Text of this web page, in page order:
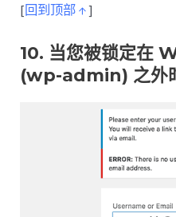
[回到顶部 ↑]
10. 当您被锁定在
(wp-admin) 之外